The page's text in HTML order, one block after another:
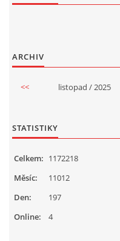
ARCHIV
<< listopad / 2025
STATISTIKY
Online: 4
Celkem: 1172218
Měsíc:
11012
Den:
197